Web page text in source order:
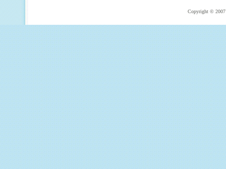
Copyright © 2007